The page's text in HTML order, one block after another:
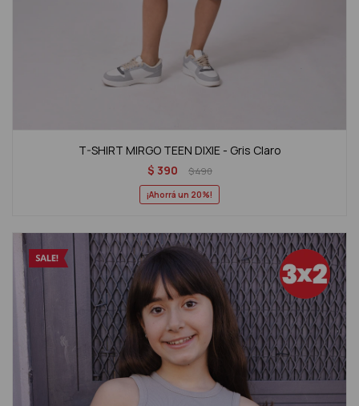
T-SHIRT MIRGO TEEN DIXIE - Gris Claro
$ 390 $490
20